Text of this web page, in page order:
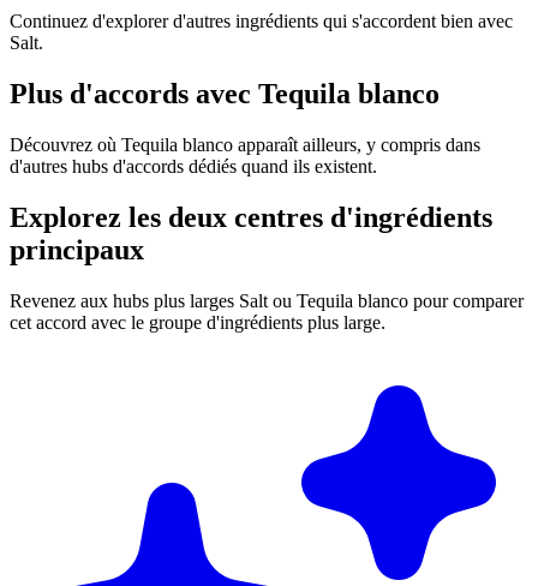
Continuez d'explorer d'autres ingrédients qui s'accordent bien avec
Salt.
Plus d'accords avec Tequila blanco
Découvrez où Tequila blanco apparaît ailleurs, y compris dans
d'autres hubs d'accords dédiés quand ils existent.
Explorez les deux centres d'ingrédients
principaux
Revenez aux hubs plus larges Salt ou Tequila blanco pour comparer
cet accord avec le groupe d'ingrédients plus large.